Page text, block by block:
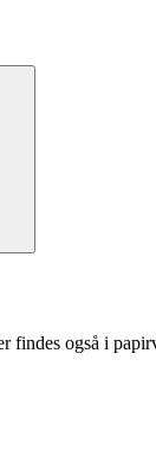
findes også i